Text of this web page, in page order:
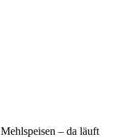
– da läuft